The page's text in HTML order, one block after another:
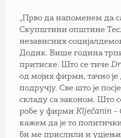
„Прво да напоменем да
Скупштини општине
независних
Додик. Више година
притиске. Што се тиче
од мојих фирми, тачно је
подручју. Све што је
складу са законом. Што
робе у фирми Klječanin –
кажем да је то
би ме прислили и